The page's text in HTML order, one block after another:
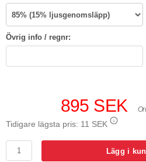
Övrig info / regnr:
895 SEK
Tidigare lägsta pris: 11 SEK
Lägg i